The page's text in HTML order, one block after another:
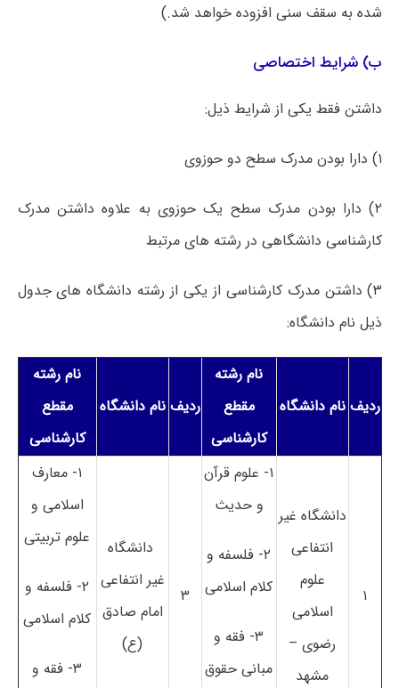
شده به سقف سنی افزوده خواهد شد.)
ب) شرایط اختصاصی
داشتن فقط یکی از شرایط ذیل:
۱) دارا بودن مدرک سطح دو حوزوی
۲) دارا بودن مدرک سطح یک حوزوی به علاوه داشتن مدرک
کارشناسی دانشگاهی در رشته های مرتبط
۳) داشتن مدرک کارشناسی از یکی از رشته دانشگاه های جدول
ذیل نام دانشگاه:
ردیف نام دانشگاه
نام رشته
مقطع
کارشناسی
ردیف نام دانشگاه
نام رشته
مقطع
کارشناسی
۱
دانشگاه غیر
انتفاعی
علوم
اسلامی
رضوی –
مشهد
۱- علوم قرآن
و حدیث
۲- فلسفه و
کلام اسلامی
۳- فقه و
مبانی حقوق
۳
دانشگاه
غیر انتفاعی
امام صادق
(ع)
۱- معارف
اسلامی و
علوم تربیتی
۲- فلسفه و
کلام اسلامی
۳- فقه و